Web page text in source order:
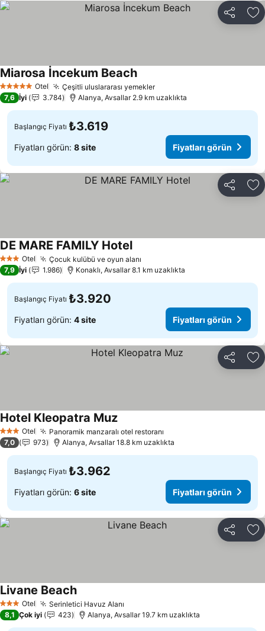
Paylaş
5 Yıldız Otel Çeşitli uluslararası yemeklerFiyatları görün
Miarosa İncekum BeachFiyatları görün
7,6 İyi 3.784 Alanya, Avsallar 2.9 km uzaklıkta
Başlangıç Fiyatı ₺3.619
Fiyatları görün: 8 site Fiyatları görün
Paylaş
3 YıldızOtel Çocuk kulübü ve oyun alanı
DE MARE FAMILY HotelFiyatları görün
7,9 İyi 1.986 Konaklı, Avsallar 8.1 km uzaklıkta
Başlangıç Fiyatı ₺3.920
Fiyatları görün: 4 site Fiyatları görün
Paylaş
3 YıldızOtel Panoramik manzaralı otel restoranı
Hotel Kleopatra MuzFiyatları görün
7,0 973 Alanya, Avsallar 18.8 km uzaklıkta
Başlangıç Fiyatı ₺3.962
Fiyatları görün: 6 site Fiyatları görün
Paylaş
3 YıldızOtel Serinletici Havuz Alanı
Livane BeachFiyatları görün
8,1 Çok iyi 423 Alanya, Avsallar 19.7 km uzaklıkta